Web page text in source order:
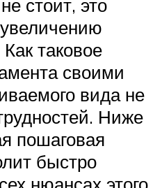
стоит, это
таковое
своими
вида не
Ниже
пошаговая
быстро